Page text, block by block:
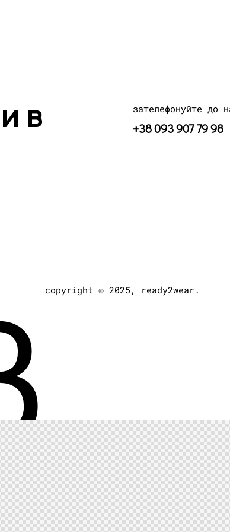
в зателефонуйте до
+38 093 907 79 98
copyright © 2025, ready2wear.